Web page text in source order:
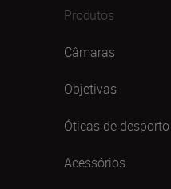
Produtos
Câmaras
Objetivas
Óticas de desporto
Acessórios